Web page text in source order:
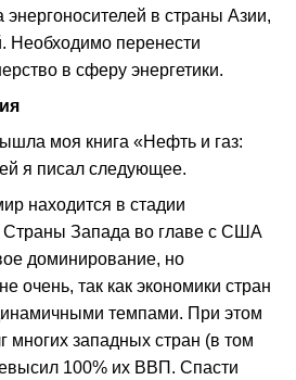
энергоносителей в страны Азии,
Необходимо перенести
в сферу энергетики.
моя книга «Нефть и газ:
я писал следующее.
находится в стадии
Страны Запада во главе с США
доминирование, но
очень, так как экономики стран
темпами. При этом
многих западных стран (в том
100% их ВВП. Спасти